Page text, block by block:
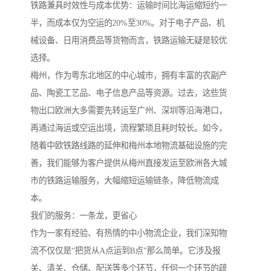
铁路兼具时效性与成本优势：运输时间比海运缩短约一
半，而成本仅为空运的20%至30%。对于电子产品、机
械设备、日用消费品等货物而言，铁路运输无疑是较优
选择。
梅州，作为粤东北地区的中心城市，拥有丰富的农副产
品、陶瓷工艺品、电子信息产品等资源。过去，这些货
物出口欧洲大多需要先转运至广州、深圳等沿海港口，
再通过海运或空运出境，流程繁琐且耗时较长。如今，
随着中欧铁路线路的延伸和梅州本地物流基础设施的完
善，我们能够为客户提供从梅州直接发运至欧洲各大城
市的铁路运输服务，大幅缩短运输链条，降低物流成
本。
我们的服务：一条龙，更省心
作为一家有经验、有热情的中小物流企业，我们深知物
流不仅仅是“把货从A点运到B点”那么简单。它涉及报
关、清关、仓储、配送等多个环节，任何一个环节的疏